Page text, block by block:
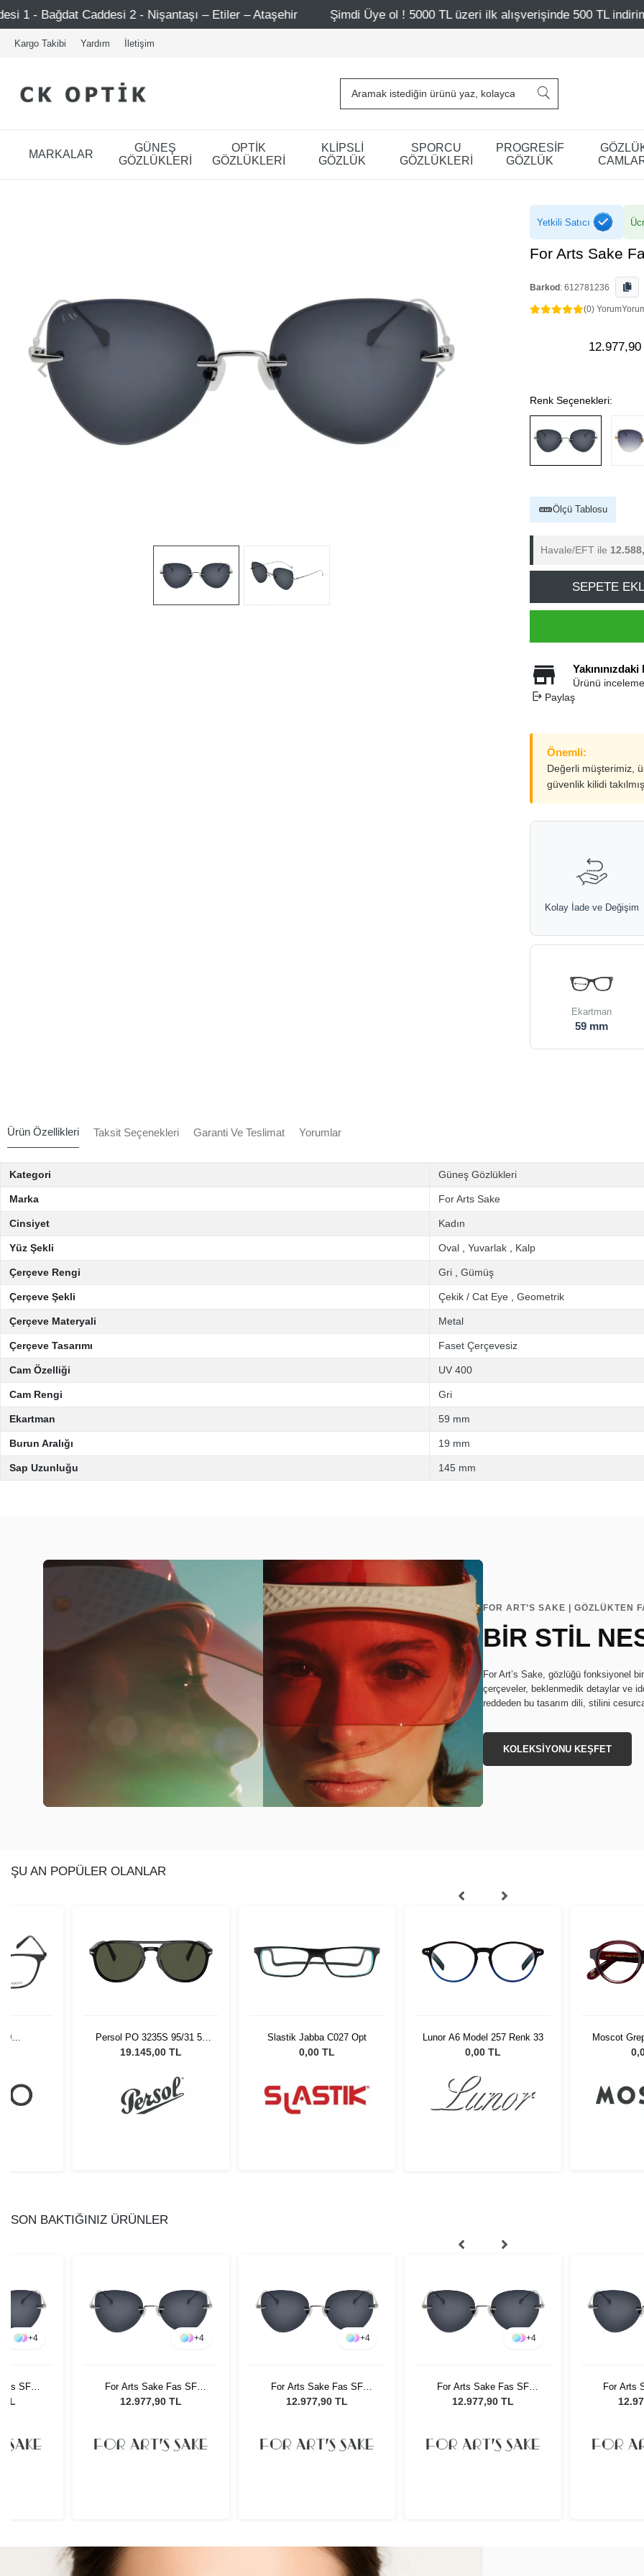
2 - Nişantaşı – Etiler – Ataşehir Şimdi Üye ol ! 5000 TL üzeri ilk alışverişinde 500 TL indirim
Kargo Takibi Yardım İletişim
MARKALAR
GÜNEŞ
GÖZLÜKLERİ
OPTİK
GÖZLÜKLERİ
KLİPSLİ
GÖZLÜK
SPORCU
GÖZLÜKLERİ
PROGRESİF
GÖZLÜK
Yetkili Satıcı
For Arts Sake
Barkod : 612781236
(0) Yorum
12.977,90
Renk Seçenekleri:
Ölçü Tablosu
Havale/EFT ile
SEPETE
Ürünü
Paylaş
Önemli:
Değerli müşterimiz,
güvenlik kilidi
Kolay İade ve Değişim
Ekartman
59 mm
Ürün Özellikleri Taksit Seçenekleri Garanti Ve Teslimat Yorumlar
Kategori Güneş Gözlükleri
Marka For Arts Sake
Cinsiyet Kadın
Yüz Şekli Oval Yuvarlak Kalp
Çerçeve Rengi Gri Gümüş
Çerçeve Şekli Çekik / Cat Eye Geometrik
Çerçeve Materyali Metal
Çerçeve Tasarımı Faset Çerçevesiz
Cam Özelliği UV 400
Cam Rengi Gri
Ekartman 59 mm
Burun Aralığı 19 mm
Sap Uzunluğu 145 mm
FOR ART’S SAKE | GÖZLÜKTEN
BİR STİL
For Art’s Sake, gözlüğü fonksiyonel
çerçeveler, beklenmedik detaylar ve
reddeden bu tasarım dili, stilini
KOLEKSİYONU KEŞFET
ŞU AN POPÜLER OLANLAR
Persol PO 3235S 95/31 55
Unisex Güneş Gözlüğü
19.145,00 TL
Slastik Jabba C027 Opt
0,00 TL
Lunor A6 Model 257 Renk 33
0,00 TL
Moscot
SON BAKTIĞINIZ ÜRÜNLER
+4
SF
TL
+4
For Arts Sake Fas SF
025SL Kadın Güneş
12.977,90 TL
+4
For Arts Sake Fas SF
025SL Kadın Güneş
12.977,90 TL
+4
For Arts Sake Fas SF
025SL Kadın Güneş
12.977,90 TL
For Arts
025SL